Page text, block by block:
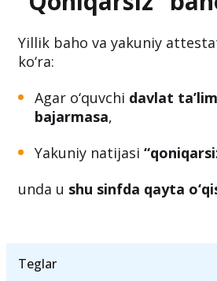
Yillik baho va yakuniy
ko‘ra:
Agar o‘quvchi davlat
bajarmasa,
Yakuniy natijasi
unda u shu sinfda qayta
Teglar